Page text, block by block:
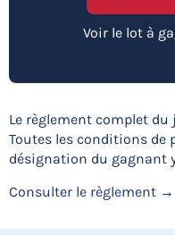
Voir le lot à
Le règlement complet
Toutes les conditions
désignation du gagnant
Consulter le règlement →